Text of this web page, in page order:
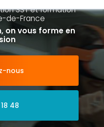
SST et formation
de-France
on vous forme en
nous
48